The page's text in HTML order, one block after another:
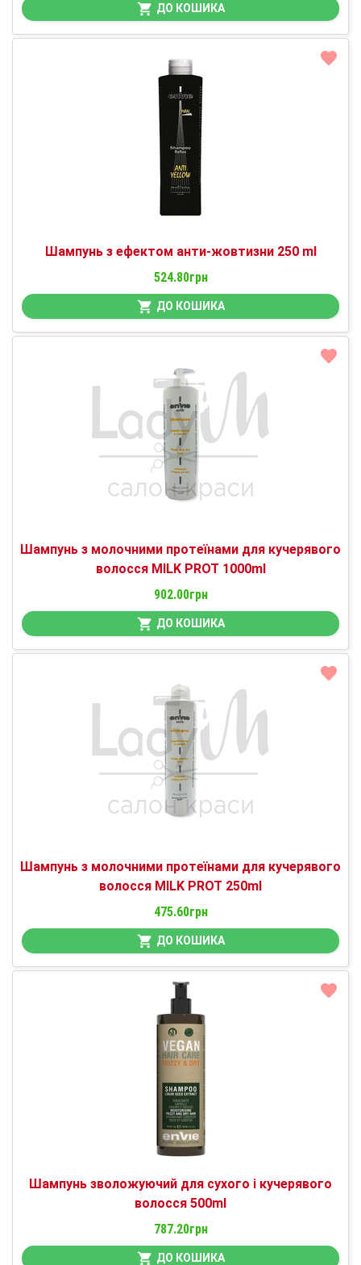
ДО КОШИКА
Шампунь з ефектом анти-жовтизни 250 ml
524.80грн
ДО КОШИКА
Шампунь з молочними протеїнами для кучерявого
волосся MILK PROT 1000ml
902.00грн
ДО КОШИКА
Шампунь з молочними протеїнами для кучерявого
волосся MILK PROT 250ml
475.60грн
ДО КОШИКА
Шампунь зволожуючий для сухого і кучерявого
волосся 500ml
787.20грн
ДО КОШИКА